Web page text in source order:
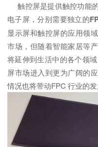
触控屏是提供触控功能
电子屏，分别需要独立的
显示屏和触控屏的应用领
市场，但随着智能家居等
将延伸到生活中的各个领
屏市场进入到更为广阔的
情况也将带动FPC 行业的发